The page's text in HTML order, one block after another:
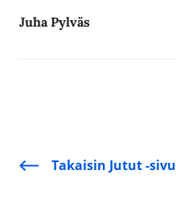
Juha Pylväs
Takaisin Jutut -